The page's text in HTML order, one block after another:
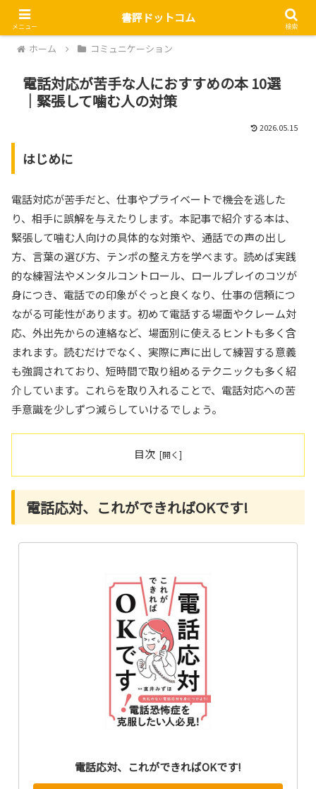
ホーム コミュニケーション
電話対応が苦手な人におすすめの本 10選
｜緊張して噛む人の対策
2026.05.15
はじめに
電話対応が苦手だと、仕事やプライベートで機会を逃した
り、相手に誤解を与えたりします。本記事で紹介する本は、
緊張して噛む人向けの具体的な対策や、通話での声の出し
方、言葉の選び方、テンポの整え方を学べます。読めば実践
的な練習法やメンタルコントロール、ロールプレイのコツが
身につき、電話での印象がぐっと良くなり、仕事の信頼につ
ながる可能性があります。初めて電話する場面やクレーム対
応、外出先からの連絡など、場面別に使えるヒントも多く含
まれます。読むだけでなく、実際に声に出して練習する意義
も強調されており、短時間で取り組めるテクニックも多く紹
介しています。これらを取り入れることで、電話対応への苦
手意識を少しずつ減らしていけるでしょう。
目次
電話応対、これができればOKです!
電話応対、これができればOKです!
メニュー
書評ドットコム
検索